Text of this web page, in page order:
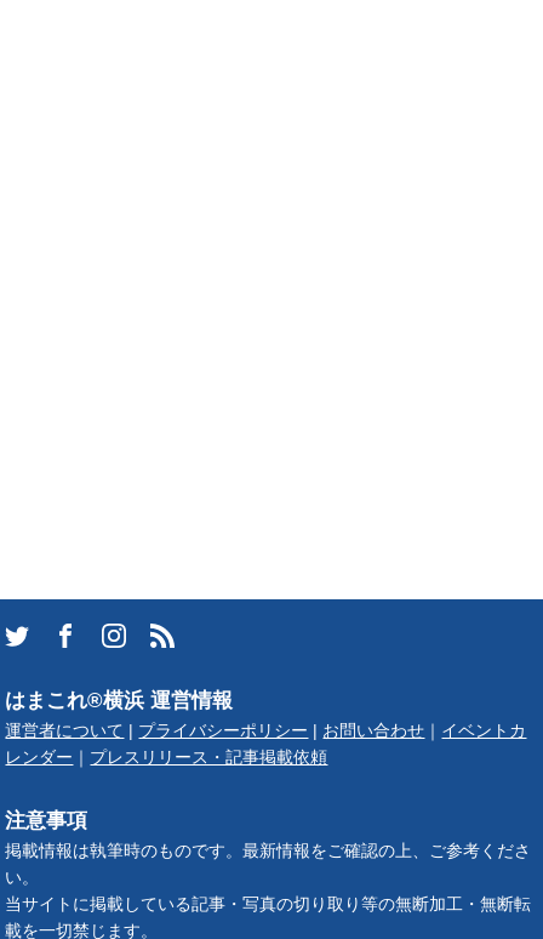
はまこれ®横浜 運営情報
運営者について | プライバシーポリシー | お問い合わせ ｜ イベントカ
レンダー ｜ プレスリリース・記事掲載依頼
注意事項
掲載情報は執筆時のものです。最新情報をご確認の上、ご参考くださ
い。
当サイトに掲載している記事・写真の切り取り等の無断加工・無断転
載を一切禁じます。